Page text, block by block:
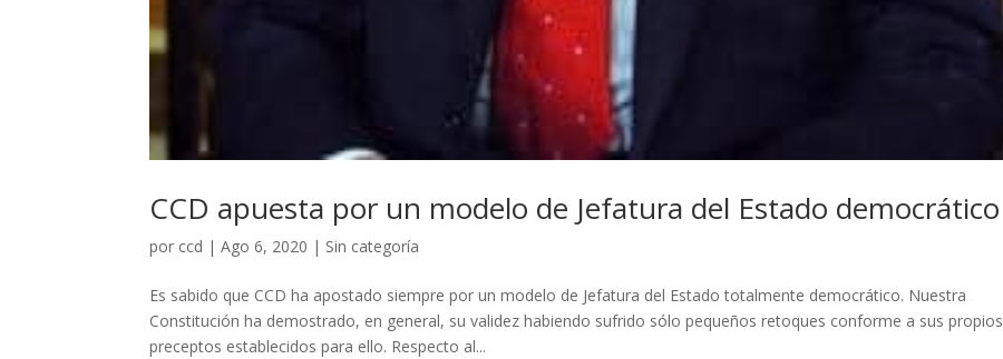
CCD apuesta por un modelo de Jefatura del Estado democrático
por ccd |Ago 6, 2020 | Sin categoría
Es sabido que CCD ha apostado siempre por un modelo de Jefatura del Estado totalmente democrático. Nuestra
Constitución ha demostrado, en general, su validez habiendo sufrido sólo pequeños retoques conforme a sus propios
preceptos establecidos para ello. Respecto al...